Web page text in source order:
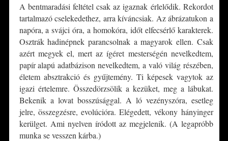
A bentmaradási feltétel csak az igaznak érlelődik. Rekordot
tartalmazó cselekedethez, arra kíváncsiak. Az ábrázatukon a
napóra, a svájci óra, a homokóra, időt elfecsérlő karakterek.
Osztrák hadinépnek parancsolnak a magyarok ellen. Csak
azért megyek el, mert az ígéret mesterségén nevelkedtem,
papír alapú adatbázison nevelkedtem, a való világ részében,
életem absztrakció és gyűjtemény. Ti képesek vagytok az
igazi értelemre. Összedörzsölik a kezüket, meg a lábukat.
Bekenik a lovat bosszúsággal. A ló vezényszóra, esetleg
jelre, összegzésre, evolúcióra. Elégedett, vékony hányinger
kerülget. Ami nyelven íródott az megjelenik. (A legapróbb
munka se vesszen kárba.)